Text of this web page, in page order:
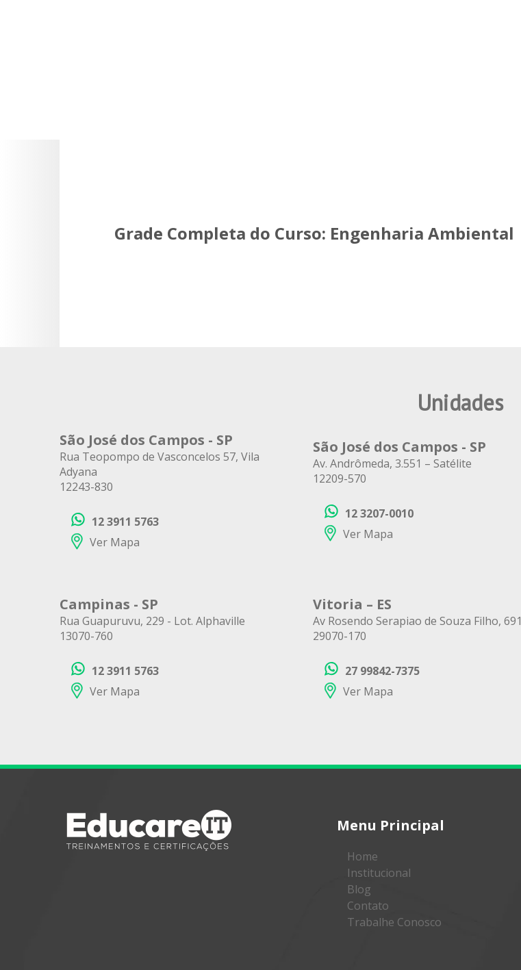
Grade Completa do Curso: Engenharia Ambiental
Unidades
São José dos Campos - SP
Rua Teopompo de Vasconcelos 57, Vila
Adyana
12243-830
12 3911 5763
Ver Mapa
São José dos Campos - SP
Av. Andrômeda, 3.551 – Satélite
12209-570
12 3207-0010
Ver Mapa
Campinas - SP
Rua Guapuruvu, 229 - Lot. Alphaville
13070-760
12 3911 5763
Ver Mapa
Vitoria – ES
Av Rosendo Serapiao de Souza Filho, 691
29070-170
27 99842-7375
Ver Mapa
Menu Principal
Home
Institucional
Blog
Contato
Trabalhe Conosco